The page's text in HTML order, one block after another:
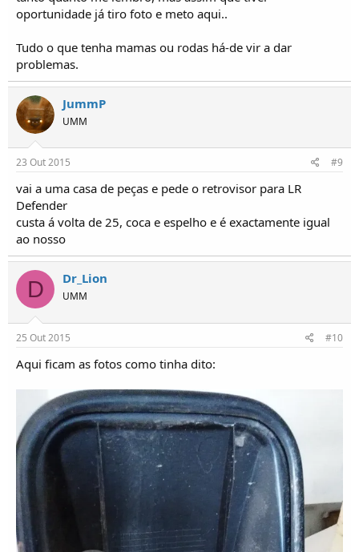
oportunidade já tiro foto e meto aqui..
Tudo o que tenha mamas ou rodas há-de vir a dar
problemas.
JummP
UMM
23 Out 2015 #9
vai a uma casa de peças e pede o retrovisor para LR
Defender
custa á volta de 25, coca e espelho e é exactamente igual
ao nosso
D Dr_Lion
UMM
25 Out 2015 #10
Aqui ficam as fotos como tinha dito: